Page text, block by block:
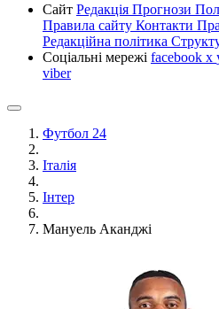
Сайт Редакція Прогнози
Правила сайту Контакти
Редакційна політика
Соціальні мережі facebook x
viber
Футбол 24
Італія
Інтер
Мануель Аканджі